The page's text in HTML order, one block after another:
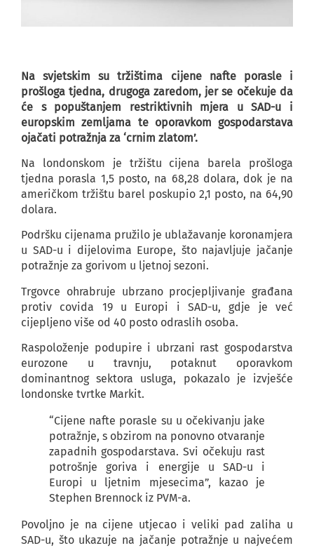
Na svjetskim su tržištima cijene nafte porasle i
prošloga tjedna, drugoga zaredom, jer se očekuje da
će s popuštanjem restriktivnih mjera u SAD-u i
europskim zemljama te oporavkom gospodarstava
ojačati potražnja za ‘crnim zlatom’.
Na londonskom je tržištu cijena barela prošloga
tjedna porasla 1,5 posto, na 68,28 dolara, dok je na
američkom tržištu barel poskupio 2,1 posto, na 64,90
dolara.
Podršku cijenama pružilo je ublažavanje koronamjera
u SAD-u i dijelovima Europe, što najavljuje jačanje
potražnje za gorivom u ljetnoj sezoni.
Trgovce ohrabruje ubrzano procjepljivanje građana
protiv covida 19 u Europi i SAD-u, gdje je već
cijepljeno više od 40 posto odraslih osoba.
Raspoloženje podupire i ubrzani rast gospodarstva
eurozone u travnju, potaknut oporavkom
dominantnog sektora usluga, pokazalo je izvješće
londonske tvrtke Markit.
“Cijene nafte porasle su u očekivanju jake
potražnje, s obzirom na ponovno otvaranje
zapadnih gospodarstava. Svi očekuju rast
potrošnje goriva i energije u SAD-u i
Europi u ljetnim mjesecima”, kazao je
Stephen Brennock iz PVM-a.
Povoljno je na cijene utjecao i veliki pad zaliha u
SAD-u, što ukazuje na jačanje potražnje u najvećem